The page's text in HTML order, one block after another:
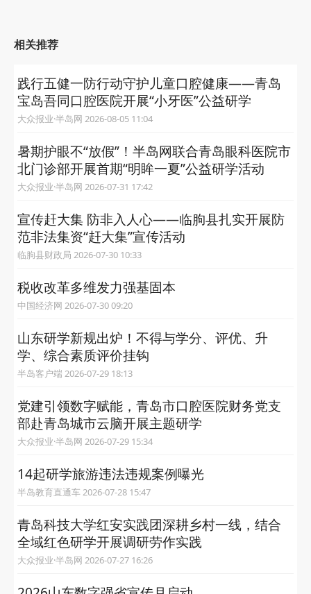
相关推荐
践行五健一防行动守护儿童口腔健康——青岛
宝岛吾同口腔医院开展“小牙医”公益研学
大众报业·半岛网 2026-08-05 11:04
暑期护眼不“放假”！半岛网联合青岛眼科医院市
北门诊部开展首期“明眸一夏”公益研学活动
大众报业·半岛网 2026-07-31 17:42
宣传赶大集 防非入人心——临朐县扎实开展防
范非法集资“赶大集”宣传活动
临朐县财政局 2026-07-30 10:33
税收改革多维发力强基固本
中国经济网 2026-07-30 09:20
山东研学新规出炉！不得与学分、评优、升
学、综合素质评价挂钩
半岛客户端 2026-07-29 18:13
党建引领数字赋能，青岛市口腔医院财务党支
部赴青岛城市云脑开展主题研学
大众报业·半岛网 2026-07-29 15:34
14起研学旅游违法违规案例曝光
半岛教育直通车 2026-07-28 15:47
青岛科技大学红安实践团深耕乡村一线，结合
全域红色研学开展调研劳作实践
大众报业·半岛网 2026-07-27 16:26